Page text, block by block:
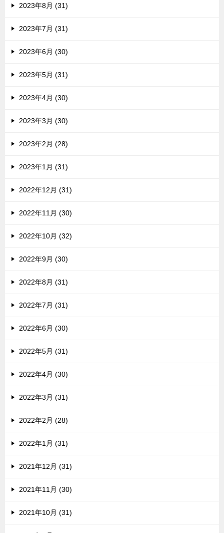
2023年8月 (31)
2023年7月 (31)
2023年6月 (30)
2023年5月 (31)
2023年4月 (30)
2023年3月 (30)
2023年2月 (28)
2023年1月 (31)
2022年12月 (31)
2022年11月 (30)
2022年10月 (32)
2022年9月 (30)
2022年8月 (31)
2022年7月 (31)
2022年6月 (30)
2022年5月 (31)
2022年4月 (30)
2022年3月 (31)
2022年2月 (28)
2022年1月 (31)
2021年12月 (31)
2021年11月 (30)
2021年10月 (31)